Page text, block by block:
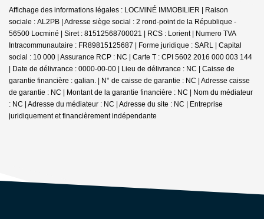
Affichage des informations légales : LOCMINÉ IMMOBILIER | Raison
sociale : AL2PB | Adresse siège social : 2 rond-point de la République -
56500 Locminé | Siret : 81512568700021 | RCS : Lorient | Numero TVA
Intracommunautaire : FR89815125687 | Forme juridique : SARL | Capital
social : 10 000 | Assurance RCP : NC | Carte T : CPI 5602 2016 000 003 144
| Date de délivrance : 0000-00-00 | Lieu de délivrance : NC | Caisse de
garantie financière : galian. | N° de caisse de garantie : NC | Adresse caisse
de garantie : NC | Montant de la garantie financière : NC | Nom du médiateur
: NC | Adresse du médiateur : NC | Adresse du site : NC | Entreprise
juridiquement et financièrement indépendante